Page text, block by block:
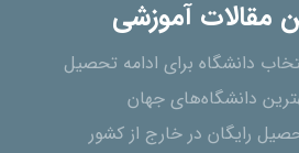
مقالات آموزشی
دانشگاه برای ادامه تحصیل
دانشگاه‌های جهان
رایگان در خارج از کشور